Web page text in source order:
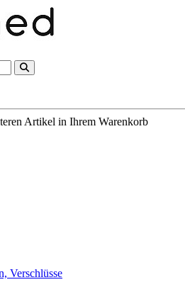
Artikel in Ihrem Warenkorb
Verschlüsse